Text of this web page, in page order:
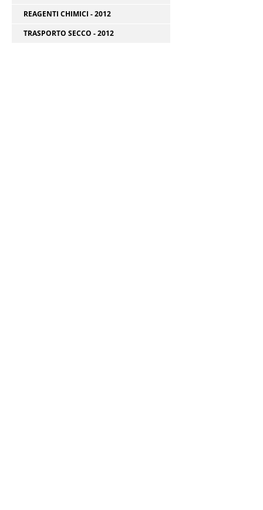
REAGENTI CHIMICI - 2012
TRASPORTO SECCO - 2012